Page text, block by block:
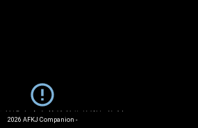
前没有这个英雄单位的详细资料。
2026 AFKJ Companion -